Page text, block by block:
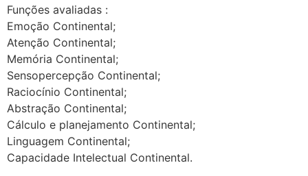
Funções avaliadas :
Emoção Continental;
Atenção Continental;
Memória Continental;
Sensopercepção Continental;
Raciocínio Continental;
Abstração Continental;
Cálculo e planejamento Continental;
Linguagem Continental;
Capacidade Intelectual Continental.